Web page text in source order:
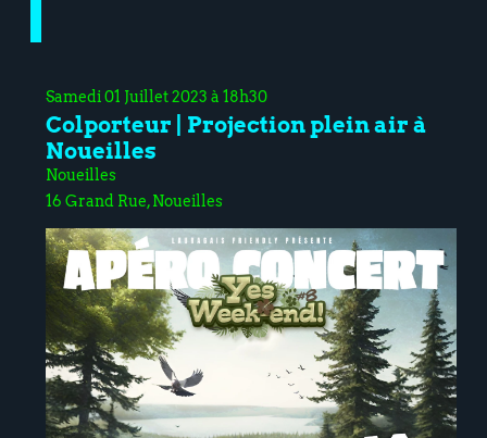
Samedi 01 Juillet 2023 à 18h30
Colporteur | Projection plein air à
Noueilles
Noueilles
16 Grand Rue, Noueilles